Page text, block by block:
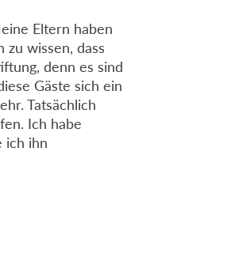
Eltern haben
wissen, dass
denn es sind
Gäste sich ein
Tatsächlich
Ich habe
ich ihn